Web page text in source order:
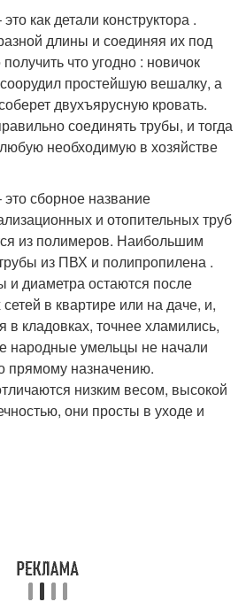
как детали конструктора .
длины и соединяя их под
что угодно : новичок
простейшую вешалку, а
двухъярусную кровать.
соединять трубы, и тогда
необходимую в хозяйстве
сборное название
и отопительных труб
из полимеров. Наибольшим
из ПВХ и полипропилена .
и диаметра остаются после
в квартире или на даче, и,
в кладовках, точнее хламились,
народные умельцы не начали
прямому назначению.
низким весом, высокой
они просты в уходе и